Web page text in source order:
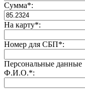
Сумма*:
На карту*:
Номер для СБП*:
Персональные данные
Ф.И.О.*: